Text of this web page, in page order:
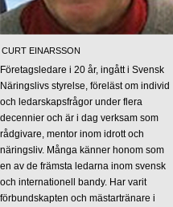
CURT EINARSSON
Företagsledare i 20 år, ingått i Svensk
Näringslivs styrelse, föreläst om individ
och ledarskapsfrågor under flera
decennier och är i dag verksam som
rådgivare, mentor inom idrott och
näringsliv. Många känner honom som
en av de främsta ledarna inom svensk
och internationell bandy. Har varit
förbundskapten och mästartränare i